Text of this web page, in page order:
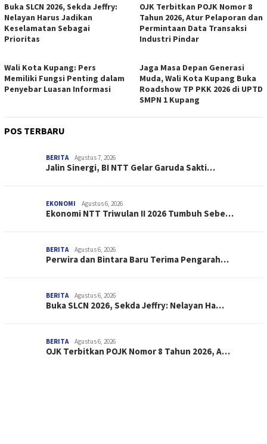
Buka SLCN 2026, Sekda Jeffry:
Nelayan Harus Jadikan
Keselamatan Sebagai
Prioritas
OJK Terbitkan POJK Nomor 8
Tahun 2026, Atur Pelaporan dan
Permintaan Data Transaksi
Industri Pindar
Wali Kota Kupang: Pers
Memiliki Fungsi Penting dalam
Penyebar Luasan Informasi
Jaga Masa Depan Generasi
Muda, Wali Kota Kupang Buka
Roadshow TP PKK 2026 di UPTD
SMPN 1 Kupang
POS TERBARU
BERITA Agustus 7, 2026
Jalin Sinergi, BI NTT Gelar Garuda Sakti…
EKONOMI Agustus 6, 2026
Ekonomi NTT Triwulan II 2026 Tumbuh Sebe…
BERITA Agustus 6, 2026
Perwira dan Bintara Baru Terima Pengarah…
BERITA Agustus 6, 2026
Buka SLCN 2026, Sekda Jeffry: Nelayan Ha…
BERITA Agustus 6, 2026
OJK Terbitkan POJK Nomor 8 Tahun 2026, A…